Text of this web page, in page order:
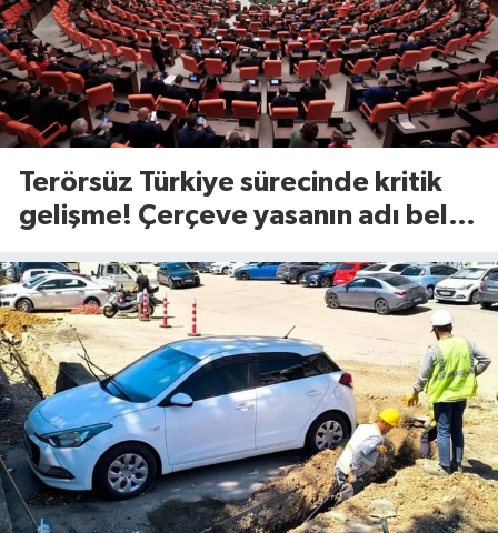
Terörsüz Türkiye sürecinde kritik
gelişme! Çerçeve yasanın adı belli